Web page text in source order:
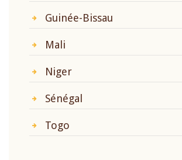
Guinée-Bissau
Mali
Niger
Sénégal
Togo